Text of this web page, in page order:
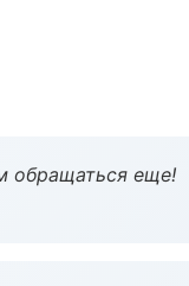
обращаться еще!